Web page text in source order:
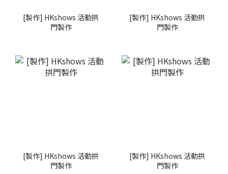
[製作] HKshows 活動拱
門製作
[製作] HKshows 活動拱
門製作
[製作] HKshows 活動拱
門製作
[製作] HKshows 活動拱
門製作